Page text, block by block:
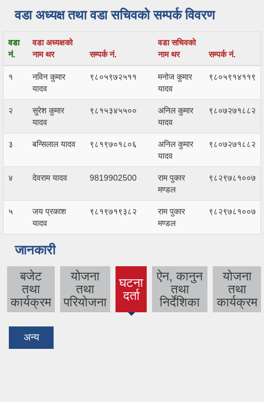
वडा अध्यक्ष तथा वडा सचिवको सम्पर्क विवरण
वडा
नं.
वडा अध्यक्षको
नाम थर
सम्पर्क नं.
वडा सचिवको
नाम थर
सम्पर्क नं.
१
नविन कुमार
यादव
९८०५९७२५११
मनोज कुमार
यादव
९८०५९१४११९
२
सुरेश कुमार
यादव
९८१५३४५५००
अनिल कुमार
यादव
९८०७२७१८८२
३ बन्सिलाल यादव ९८१९७०१८०६
अनिल कुमार
यादव
९८०७२७१८८२
४ देवराम यादव 9819902500
राम पुकार
मण्डल
९८२९७८१००७
५
जय प्रकाश
यादव
९८१९७१९३८२
राम पुकार
मण्डल
९८२९७८१००७
जानकारी
बजेट
तथा
कार्यक्रम
योजना
तथा
परियोजना
घटना
दर्ता
ऐन, कानुन
तथा
निर्देशिका
योजना
तथा
कार्यक्रम
अन्य